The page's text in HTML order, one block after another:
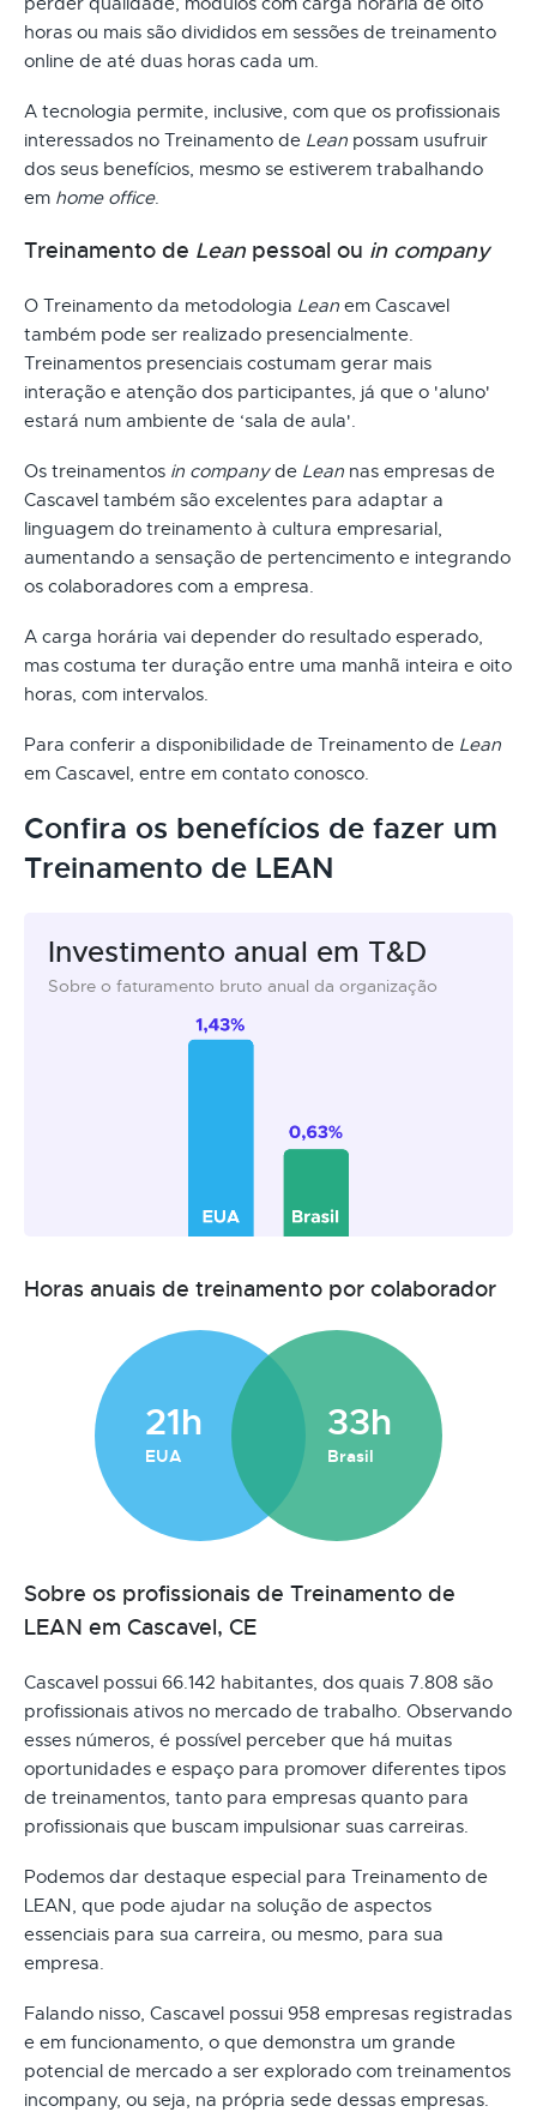
horas ou mais são divididos em sessões de treinamento
online de até duas horas cada um.
A tecnologia permite, inclusive, com que os profissionais
interessados no Treinamento de Lean possam usufruir
dos seus benefícios, mesmo se estiverem trabalhando
em home office.
Treinamento de Lean pessoal ou in company
O Treinamento da metodologia Lean em Cascavel
também pode ser realizado presencialmente.
Treinamentos presenciais costumam gerar mais
interação e atenção dos participantes, já que o 'aluno'
estará num ambiente de ‘sala de aula'.
Os treinamentos in companyde Lean nas empresas de
Cascavel também são excelentes para adaptar a
linguagem do treinamento à cultura empresarial,
aumentando a sensação de pertencimento e integrando
os colaboradores com a empresa.
A carga horária vai depender do resultado esperado,
mas costuma ter duração entre uma manhã inteira e oito
horas, com intervalos.
Para conferir a disponibilidade de Treinamento de Lean
em Cascavel, entre em contato conosco.
Confira os benefícios de fazer um
Treinamento de LEAN
Investimento anual em T&D
Sobre o faturamento bruto anual da organização
Horas anuais de treinamento por colaborador
21h
EUA
33h
Brasil
Sobre os profissionais de Treinamento de
LEAN em Cascavel, CE
Cascavel possui 66.142 habitantes, dos quais 7.808 são
profissionais ativos no mercado de trabalho. Observando
esses números, é possível perceber que há muitas
oportunidades e espaço para promover diferentes tipos
de treinamentos, tanto para empresas quanto para
profissionais que buscam impulsionar suas carreiras.
Podemos dar destaque especial para Treinamento de
LEAN, que pode ajudar na solução de aspectos
essenciais para sua carreira, ou mesmo, para sua
empresa.
Falando nisso, Cascavel possui 958 empresas registradas
e em funcionamento, o que demonstra um grande
potencial de mercado a ser explorado com treinamentos
incompany, ou seja, na própria sede dessas empresas.